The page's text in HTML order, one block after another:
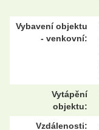
Vybavení objektu
- venkovní:
Vytápění
objektu:
Vzdálenosti: